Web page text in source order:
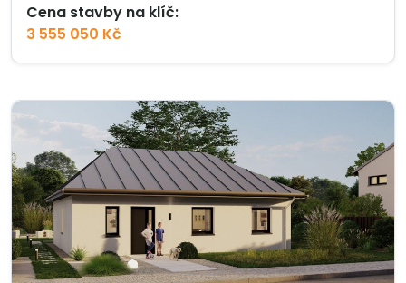
Cena stavby na klíč:
3 555 050 Kč